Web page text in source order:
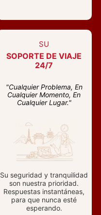
SU
SOPORTE DE VIAJE
24/7
"Cualquier Problema, En
Cualquier Momento, En
Cualquier Lugar."
Su seguridad y tranquilidad
son nuestra prioridad.
Respuestas instantáneas,
para que nunca esté
esperando.